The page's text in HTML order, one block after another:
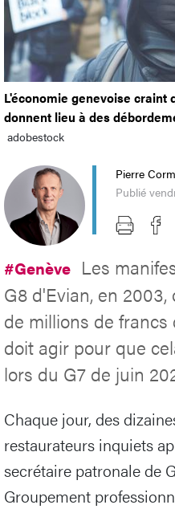
L'économie genevoise craint
donnent lieu à des
adobestock
Pierre
Publié
#Genève Les
G8 d'Evian, en
de millions de
doit agir pour que
lors du G7 de juin
Chaque jour, des
restaurateurs inquiets
secrétaire patronale de
Groupement